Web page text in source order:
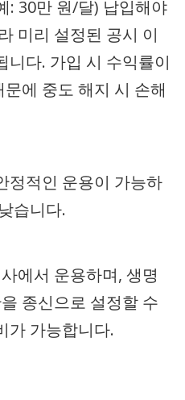
: 30만 원/달) 납입해야
미리 설정된 공시 이
니다. 가입 시 수익률이
에 중도 해지 시 손해
정적인 운용이 가능하
습니다.
에서 운용하며, 생명
종신으로 설정할 수
가 가능합니다.